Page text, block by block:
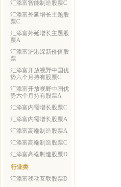
汇添富智能制造股票C
汇添富外延增长主题股
票C
汇添富外延增长主题股
票A
汇添富沪港深新价值股
票
汇添富开放视野中国优
势六个月持有股票C
汇添富开放视野中国优
势六个月持有股票A
汇添富内需增长股票C
汇添富内需增长股票A
汇添富高端制造股票A
汇添富高端制造股票C
汇添富高端制造股票D
行业类
汇添富移动互联股票D